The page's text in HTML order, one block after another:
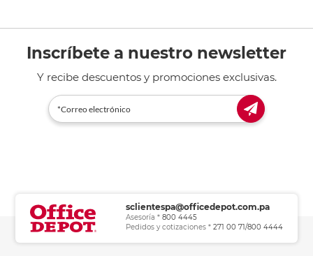
Inscríbete a nuestro newsletter
Y recibe descuentos y promociones exclusivas.
sclientespa@officedepot.com.pa
Asesoría * 800 4445
Pedidos y cotizaciones * 271 00 71/800 4444